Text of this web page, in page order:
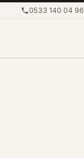
0533 140 04 96